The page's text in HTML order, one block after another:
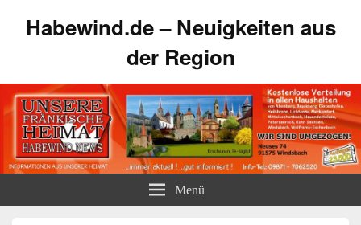
Habewind.de – Neuigkeiten aus
der Region
Menü